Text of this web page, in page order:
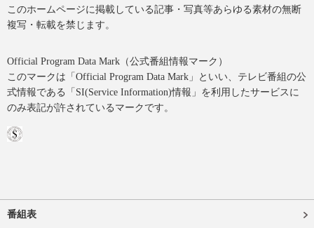
このホームページに掲載している記事・写真等あらゆる素材の無断
複写・転載を禁じます。
Official Program Data Mark（公式番組情報マーク）
このマークは「Official Program Data Mark」といい、テレビ番組の公
式情報である「SI(Service Information)情報」を利用したサービスに
のみ表記が許されているマークです。
番組表